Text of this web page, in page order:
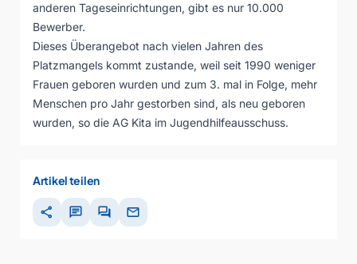
anderen Tageseinrichtungen, gibt es nur 10.000
Bewerber.
Dieses Überangebot nach vielen Jahren des
Platzmangels kommt zustande, weil seit 1990 weniger
Frauen geboren wurden und zum 3. mal in Folge, mehr
Menschen pro Jahr gestorben sind, als neu geboren
wurden, so die AG Kita im Jugendhilfeausschuss.
Artikel teilen
share chat forum mail